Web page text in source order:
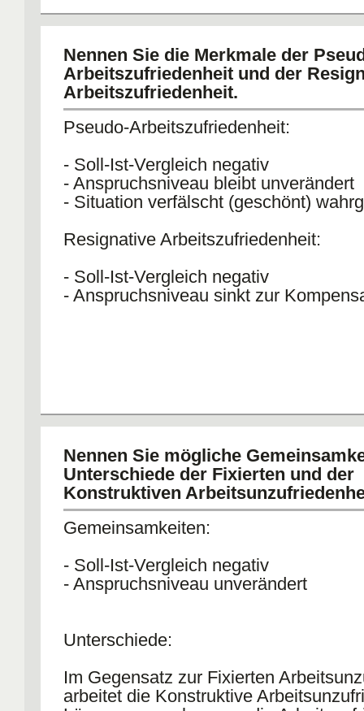
Nennen Sie die Merkmale der
Arbeitszufriedenheit und der
Arbeitszufriedenheit.
Pseudo-Arbeitszufriedenheit:
- Soll-Ist-Vergleich negativ
- Anspruchsniveau bleibt unverändert
- Situation verfälscht (geschönt)
Resignative Arbeitszufriedenheit:
- Soll-Ist-Vergleich negativ
- Anspruchsniveau sinkt zur
Nennen Sie mögliche
Unterschiede der Fixierten und der
Konstruktiven
Gemeinsamkeiten:
- Soll-Ist-Vergleich negativ
- Anspruchsniveau unverändert
Unterschiede:
Im Gegensatz zur Fixierten
arbeitet die Konstruktive